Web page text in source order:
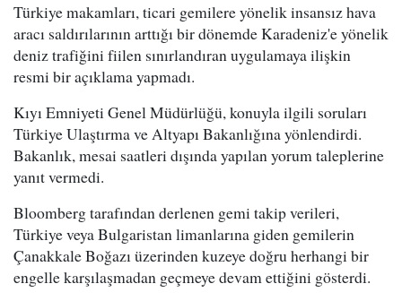
Türkiye makamları, ticari gemilere yönelik insansız hava
aracı saldırılarının arttığı bir dönemde Karadeniz'e yönelik
deniz trafiğini fiilen sınırlandıran uygulamaya ilişkin
resmi bir açıklama yapmadı.
Kıyı Emniyeti Genel Müdürlüğü, konuyla ilgili soruları
Türkiye Ulaştırma ve Altyapı Bakanlığına yönlendirdi.
Bakanlık, mesai saatleri dışında yapılan yorum taleplerine
yanıt vermedi.
Bloomberg tarafından derlenen gemi takip verileri,
Türkiye veya Bulgaristan limanlarına giden gemilerin
Çanakkale Boğazı üzerinden kuzeye doğru herhangi bir
engelle karşılaşmadan geçmeye devam ettiğini gösterdi.